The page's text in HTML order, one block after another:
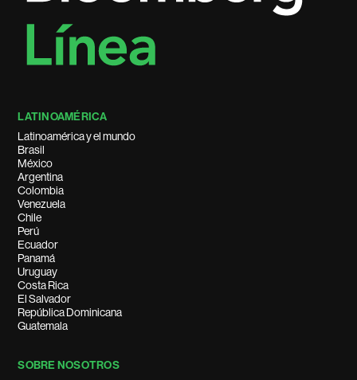
LATINOAMÉRICA
Latinoamérica y el mundo
Brasil
México
Argentina
Colombia
Venezuela
Chile
Perú
Ecuador
Panamá
Uruguay
Costa Rica
El Salvador
República Dominicana
Guatemala
SOBRE NOSOTROS